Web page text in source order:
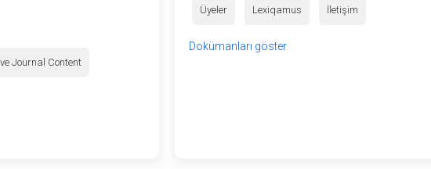
Journal Content
Üyeler Lexiqamus İletişim
Dokümanları göster